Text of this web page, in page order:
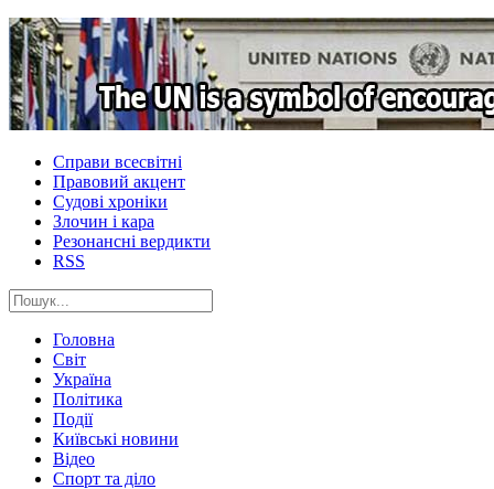
Справи всесвітні
Правовий акцент
Судові хроніки
Злочин і кара
Резонансні вердикти
RSS
Головна
Світ
Україна
Політика
Події
Київські новини
Відео
Спорт та діло